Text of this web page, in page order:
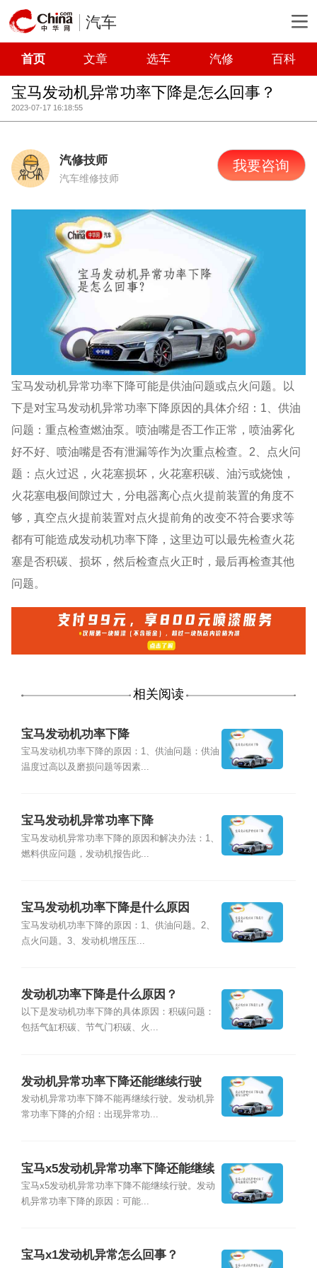
汽车
首页 文章 选车 汽修 百科
宝马发动机异常功率下降是怎么回事？
2023-07-17 16:18:55
汽修技师
汽车维修技师
我要咨询
宝马发动机异常功率下降可能是供油问题或点火问题。以
下是对宝马发动机异常功率下降原因的具体介绍：1、供油
问题：重点检查燃油泵。喷油嘴是否工作正常，喷油雾化
好不好、喷油嘴是否有泄漏等作为次重点检查。2、点火问
题：点火过迟，火花塞损坏，火花塞积碳、油污或烧蚀，
火花塞电极间隙过大，分电器离心点火提前装置的角度不
够，真空点火提前装置对点火提前角的改变不符合要求等
都有可能造成发动机功率下降，这里边可以最先检查火花
塞是否积碳、损坏，然后检查点火正时，最后再检查其他
问题。
相关阅读
宝马发动机功率下降
宝马发动机功率下降的原因：1、供油问题：供油
温度过高以及磨损问题等因素...
宝马发动机异常功率下降
宝马发动机异常功率下降的原因和解决办法：1、
燃料供应问题，发动机报告此...
宝马发动机功率下降是什么原因
宝马发动机功率下降的原因：1、供油问题。2、
点火问题。3、发动机增压压...
发动机功率下降是什么原因？
以下是发动机功率下降的具体原因：积碳问题：
包括气缸积碳、节气门积碳、火...
发动机异常功率下降还能继续行驶
吗？
发动机异常功率下降不能再继续行驶。发动机异
常功率下降的介绍：出现异常功...
宝马x5发动机异常功率下降还能继续
行驶吗？
宝马x5发动机异常功率下降不能继续行驶。发动
机异常功率下降的原因：可能...
宝马x1发动机异常怎么回事？